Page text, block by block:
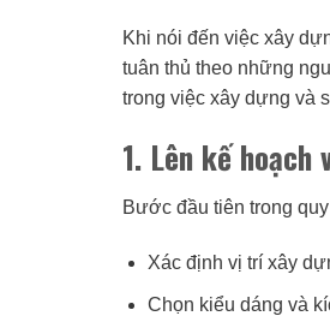
Khi nói đến việc xây
tuân thủ theo những
trong việc xây dựng và
1. Lên kế
Bước đầu tiên trong
Xác định vị trí xây
Chọn kiểu dáng và